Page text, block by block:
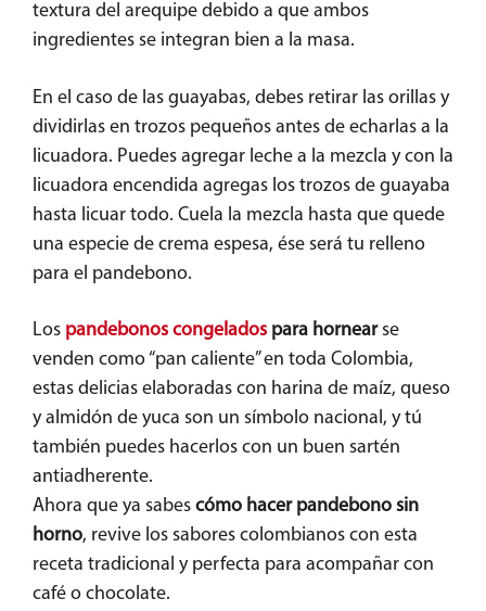
textura del arequipe debido a que ambos
ingredientes se integran bien a la masa.
En el caso de las guayabas, debes retirar las orillas y
dividirlas en trozos pequeños antes de echarlas a la
licuadora. Puedes agregar leche a la mezcla y con la
licuadora encendida agregas los trozos de guayaba
hasta licuar todo. Cuela la mezcla hasta que quede
una especie de crema espesa, ése será tu relleno
para el pandebono.
Los pandebonos congelados para hornearse
venden como “pan caliente” en toda Colombia,
estas delicias elaboradas con harina de maíz, queso
y almidón de yuca son un símbolo nacional, y tú
también puedes hacerlos con un buen sartén
antiadherente.
Ahora que ya sabes cómo hacer pandebono sin
horno, revive los sabores colombianos con esta
receta tradicional y perfecta para acompañar con
café o chocolate.